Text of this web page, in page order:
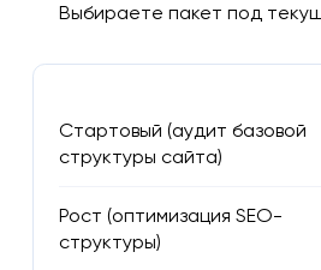
Выбираете пакет под
Стартовый (аудит базовой
структуры сайта)
Рост (оптимизация SEO-
структуры)